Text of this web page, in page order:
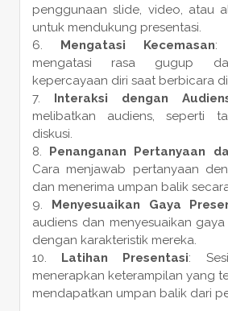
penggunaan slide, video, atau
untuk mendukung presentasi.
Mengatasi Kecemasan:
mengatasi rasa gugup
kepercayaan diri saat berbicara
Interaksi dengan
melibatkan audiens, seperti
diskusi.
Penanganan Pertanyaan
Cara menjawab pertanyaan
dan menerima umpan balik
Menyesuaikan Gaya
audiens dan menyesuaikan gaya
dengan karakteristik mereka.
Latihan Presentasi:
menerapkan keterampilan yang
mendapatkan umpan balik dari